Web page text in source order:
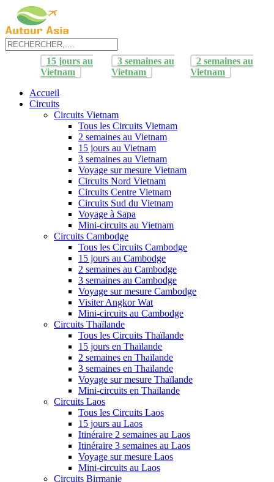
15 jours au
Vietnam
3 semaines au
Vietnam
2 semaines au
Vietnam
Accueil
Circuits
Circuits Vietnam
Tous les Circuits Vietnam
2 semaines au Vietnam
15 jours au Vietnam
3 semaines au Vietnam
Voyage sur mesure Vietnam
Circuits Nord Vietnam
Circuits Centre Vietnam
Circuits Sud du Vietnam
Voyage à Sapa
Mini-circuits au Vietnam
Circuits Cambodge
Tous les Circuits Cambodge
15 jours au Cambodge
2 semaines au Cambodge
3 semaines au Cambodge
Voyage sur mesure Cambodge
Visiter Angkor Wat
Mini-circuits au Cambodge
Circuits Thaïlande
Tous les Circuits Thaïlande
15 jours en Thaïlande
2 semaines en Thaïlande
3 semaines en Thaïlande
Voyage sur mesure Thaïlande
Mini-circuits en Thaïlande
Circuits Laos
Tous les Circuits Laos
15 jours au Laos
Itinéraire 2 semaines au Laos
Itinéraire 3 semaines au Laos
Voyage sur mesure Laos
Mini-circuits au Laos
Circuits Birmanie